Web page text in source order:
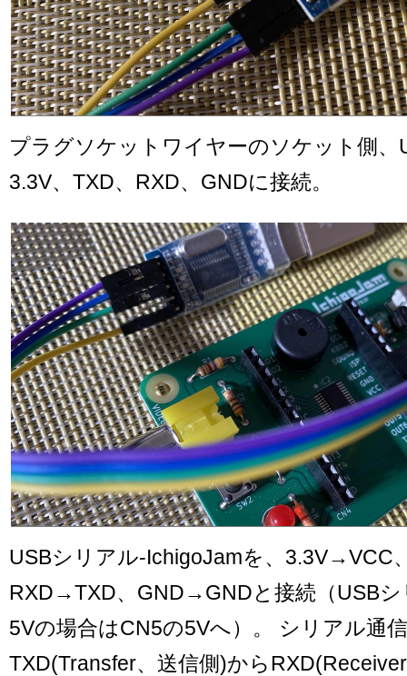
プラグソケットワイヤーのソケット側、
3.3V、TXD、RXD、GNDに接続。
USBシリアル-IchigoJamを、3.3V→VCC
RXD→TXD、GND→GNDと接続（USBシ
5Vの場合はCN5の5Vへ）。 シリアル通
TXD(Transfer、送信側)から